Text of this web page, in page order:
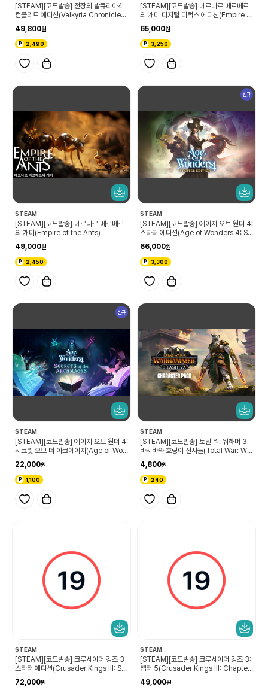
[STEAM][코드발송] 전장의 발큐리아4
컴플리트 에디션(Valkyria Chronicles
49,800
2,490
[STEAM][코드발송] 베르나르 베르베르
의 개미 디지털 디럭스 에디션(Empire of
65,000
3,250
STEAM
[STEAM][코드발송] 베르나르 베르베르
의 개미(Empire of the Ants)
49,000
2,450
신규
STEAM
[STEAM][코드발송] 에이지 오브 원더 4:
스타터 에디션(Age of Wonders 4: St
66,000
3,300
신규
STEAM
[STEAM][코드발송] 에이지 오브 원더 4:
시크릿 오브 더 아크메이지(Age of Won
s)
22,000
1,100
STEAM
[STEAM][코드발송] 토탈 워: 워해머 3
바시바와 호랑이 전사들(Total War: WA
er Pack)
4,800
240
STEAM
[STEAM][코드발송] 크루세이더 킹즈 3
스타터 에디션(Crusader Kings III: Sta
72,000
STEAM
[STEAM][코드발송] 크루세이더 킹즈 3:
챕터 5(Crusader Kings III: Chapter
49,000